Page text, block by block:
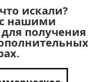
искали?
нашими
получения